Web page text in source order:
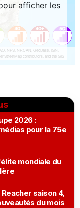
2026 :
pour la 75e
mondiale du
saison 4,
du mois